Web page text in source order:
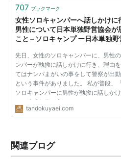
707 ブックマーク
女性ソロキャンパーへ話しかけに
男性について日本単独野営協会が
こと – ソロキャンプ ー日本単独野
先日、女性のソロキャンパーに、男性
ンパーが執拗に話しかけに行き、理由
てはナンパまがいの事をして警察が出
という事件がありました。 私が普段、
ソロキャンパーに男性が執拗に話しかけ
する迷惑行為は良くないことだ。」と
をしていると、「いやいや、女だってど
tandokuyaei.com
関連ブログ